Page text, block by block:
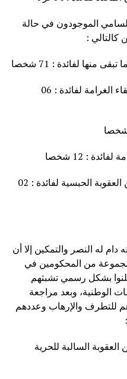
الموجودون في حالة
منها لفائدة : 71 شخصا
– العفو من العقوبة الحبسية مع إبقاء الغرامة لفائدة : 06
: 12 شخصا
– العفو من الغرامة ومما تبقى من العقوبة الحبسية لفائدة : 02
دام له النصر والتمكين إلا أن
من المحكومين في
بشكل رسمي تشبثهم
الوطنية، وبعد مراجعة
للتطرف والإرهاب وعددهم
السالبة للحرية